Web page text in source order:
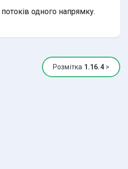
одного напрямку.
Розмітка 1.16.4 >